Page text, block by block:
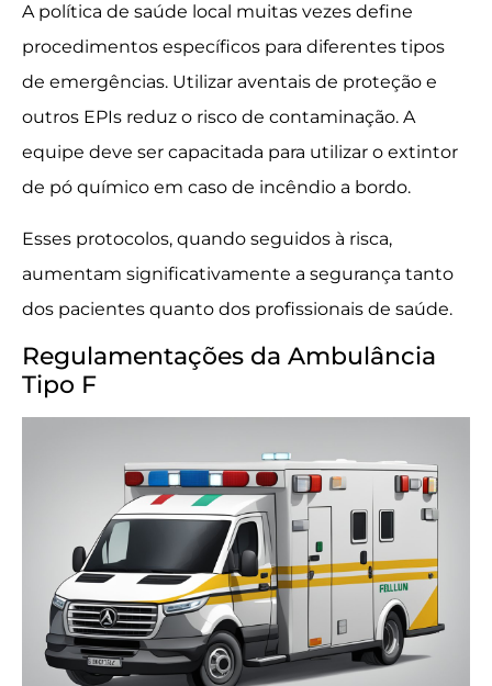
A política de saúde local muitas vezes define
procedimentos específicos para diferentes tipos
de emergências. Utilizar aventais de proteção e
outros EPIs reduz o risco de contaminação. A
equipe deve ser capacitada para utilizar o extintor
de pó químico em caso de incêndio a bordo.
Esses protocolos, quando seguidos à risca,
aumentam significativamente a segurança tanto
dos pacientes quanto dos profissionais de saúde.
Regulamentações da Ambulância
Tipo F